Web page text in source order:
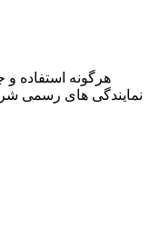
هرگونه استفاده و
نمایندگی های رسمی